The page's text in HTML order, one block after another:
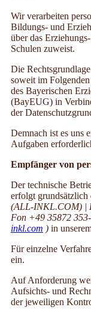
Wir verarbeiten
Bildungs- und
über das
Schulen zuweist.
Die
soweit im
des Bayerischen
(BayEUG) in
der
Demnach ist es uns
Aufgaben
Empfänger von
Der technische
erfolgt grundsätzlich
(ALL-INKL.COM) |
Fon +49 35872
inkl.com ) in
Für einzelne
ein.
Auf Anforderung
Aufsichts- und
der jeweiligen